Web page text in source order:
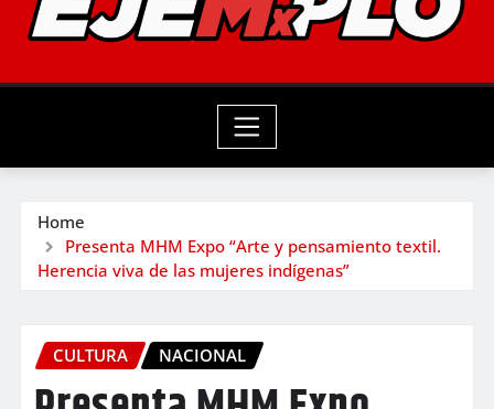
Home
Presenta MHM Expo “Arte y pensamiento textil.
Herencia viva de las mujeres indígenas”
CULTURA NACIONAL